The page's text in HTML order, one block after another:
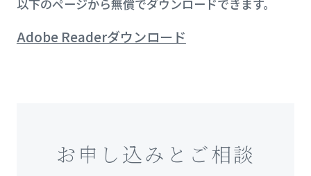
以下のページから無償でダウンロードできます。
Adobe Readerダウンロード
お申し込みとご相談